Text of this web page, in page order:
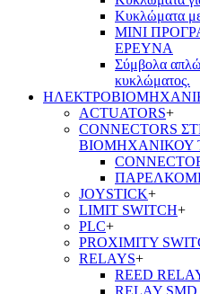
Κυκλώματα
ΜΙΝΙ
ΕΡΕΥΝΑ
Σύμβολα
κυκλώματος.
ACTUATORS+
CONNECTORS
ΒΙΟΜΗΧΑΝΙΚΟΥ
JOYSTICK+
LIMIT SWITCH+
PLC+
PROXIMITY
RELAYS+
REED
RELAY SMD